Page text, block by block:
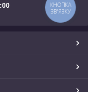
КНОПКА
ЗВ'ЯЗКУ